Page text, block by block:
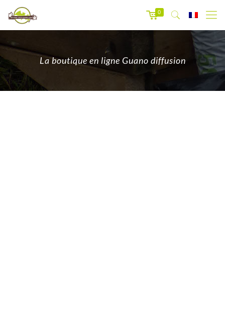
0
La boutique en ligne Guano diffusion